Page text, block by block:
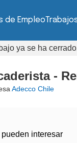
de Empleo
ya se ha
-
Adecco Chile
interesar